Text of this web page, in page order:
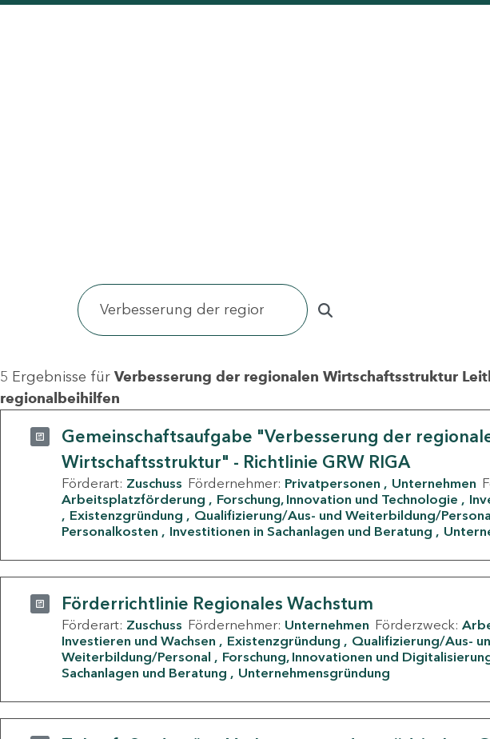
5 Ergebnisse für Verbesserung der regionalen Wirtschaftsstruktur
regionalbeihilfen
Gemeinschaftsaufgabe "Verbesserung der
Wirtschaftsstruktur" - Richtlinie GRW RIGA
Förderart: Zuschuss Fördernehmer: Privatpersonen Unternehmen
Arbeitsplatzförderung
Forschung, Innovation und Technologie
Existenzgründung
Qualifizierung/Aus- und Weiterbildung/
Personalkosten
Investitionen in Sachanlagen und Beratung
Förderrichtlinie Regionales Wachstum
Förderart: Zuschuss Fördernehmer: Unternehmen Förderzweck:
Investieren und Wachsen
Existenzgründung
Qualifizierung/Aus-
Weiterbildung/Personal
Forschung, Innovationen und
Sachanlagen und Beratung
Unternehmensgründung